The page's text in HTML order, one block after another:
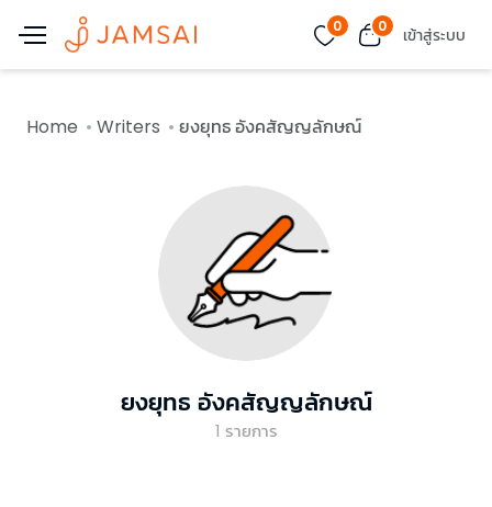
0 0 เข้าสู่ระบบ
Home Writers ยงยุทธ อังคสัญญลักษณ์
ยงยุทธ อังคสัญญลักษณ์
1 รายการ